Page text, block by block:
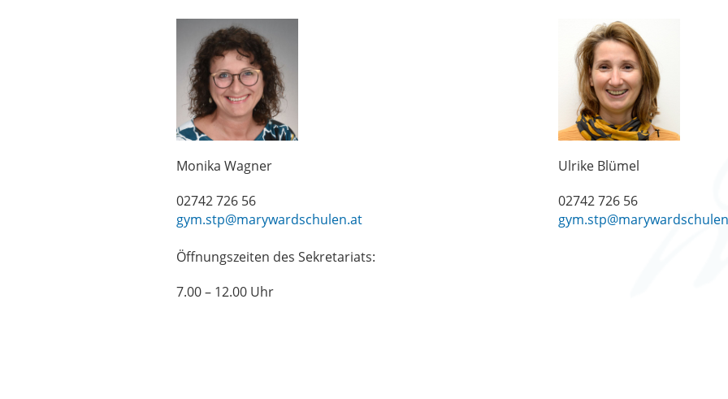
Monika Wagner
02742 726 56
gym.stp@marywardschulen.at
Öffnungszeiten des Sekretariats:
7.00 – 12.00 Uhr
Ulrike Blümel
02742 726 56